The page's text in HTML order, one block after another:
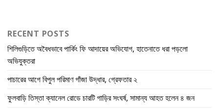
RECENT POSTS
শিলিগুড়িতে অবৈধভাবে পার্কিং ফি আদায়ের অভিযোগ, হাতেনাতে ধরা পড়লো
অভিযুক্তরা
পাচারের আগে বিপুল পরিমাণ গাঁজা উদ্ধার, গ্রেফতার ২
ফুলবাড়ি তিস্তা ক্যানেল রোডে চারটি গাড়ির সংঘর্ষ, সামান্য আহত হলেন ৪ জন